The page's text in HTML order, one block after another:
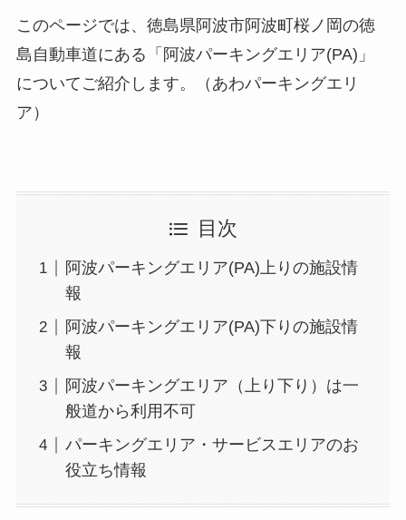
このページでは、徳島県阿波市阿波町桜ノ岡の徳
島自動車道にある「阿波パーキングエリア(PA)」
についてご紹介します。（あわパーキングエリ
ア）
目次
阿波パーキングエリア(PA)上りの施設情
報
阿波パーキングエリア(PA)下りの施設情
報
阿波パーキングエリア（上り下り）は一
般道から利用不可
パーキングエリア・サービスエリアのお
役立ち情報